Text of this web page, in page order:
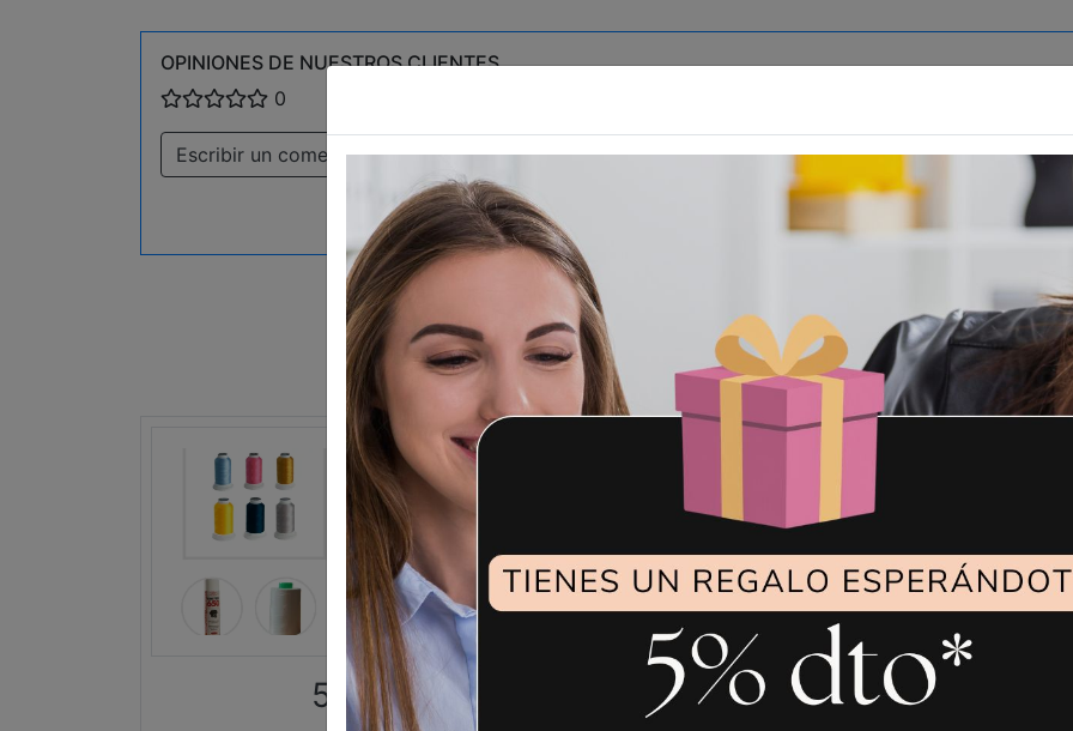
OPINIONES DE NUESTROS CLIENTES
0
Escribir un comentario
También te puede interesar
59,00 € 75,90 €